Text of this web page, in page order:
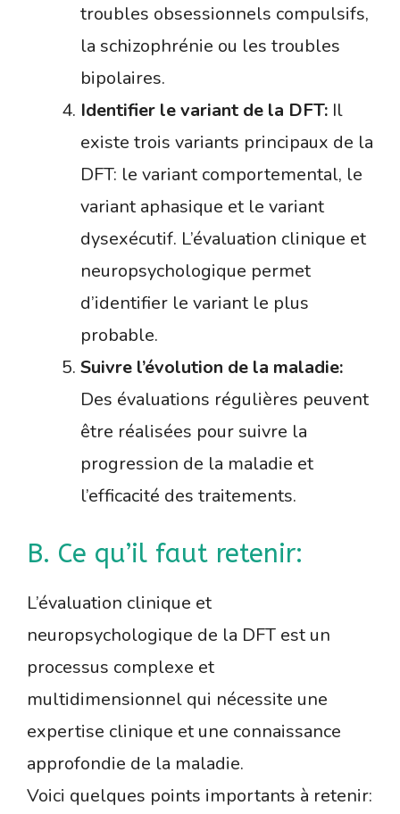
troubles obsessionnels compulsifs,
la schizophrénie ou les troubles
bipolaires.
Identifier le variant de la DFT: Il
existe trois variants principaux de la
DFT: le variant comportemental, le
variant aphasique et le variant
dysexécutif. L’évaluation clinique et
neuropsychologique permet
d’identifier le variant le plus
probable.
Suivre l’évolution de la maladie:
Des évaluations régulières peuvent
être réalisées pour suivre la
progression de la maladie et
l’efficacité des traitements.
B. Ce qu’il faut retenir:
L’évaluation clinique et
neuropsychologique de la DFT est un
processus complexe et
multidimensionnel qui nécessite une
expertise clinique et une connaissance
approfondie de la maladie.
Voici quelques points importants à retenir: